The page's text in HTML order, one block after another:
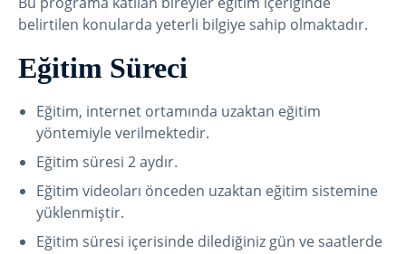
belirtilen konularda yeterli bilgiye sahip olmaktadır.
Eğitim Süreci
Eğitim, internet ortamında uzaktan eğitim
yöntemiyle verilmektedir.
Eğitim süresi 2 aydır.
Eğitim videoları önceden uzaktan eğitim sistemine
yüklenmiştir.
Eğitim süresi içerisinde dilediğiniz gün ve saatlerde